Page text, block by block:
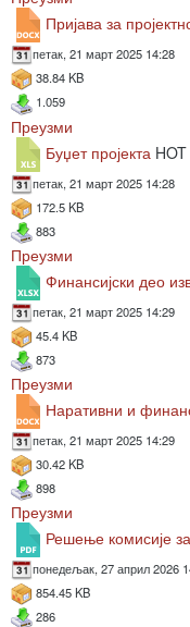
Пријава за
петак, 21 март 2025 14:28
38.84 KB
1.059
Преузми
Буџет пројекта HOT
петак, 21 март 2025 14:28
172.5 KB
883
Преузми
Финансијски део
петак, 21 март 2025 14:29
45.4 KB
873
Преузми
Наративни и
петак, 21 март 2025 14:29
30.42 KB
898
Преузми
Решење комисије
понедељак, 27 април 2026
854.45 KB
286